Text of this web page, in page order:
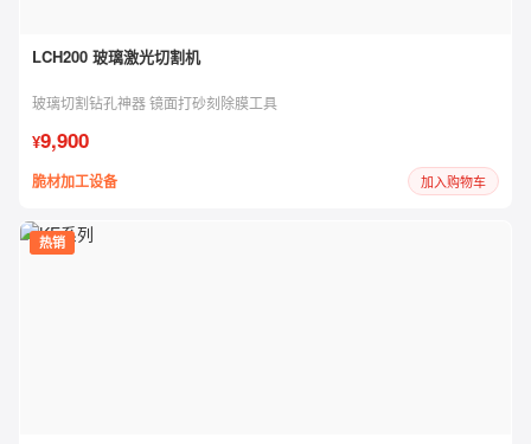
LCH200 玻璃激光切割机
玻璃切割钻孔神器 镜面打砂刻除膜工具
¥9,900
脆材加工设备 加入购物车
热销